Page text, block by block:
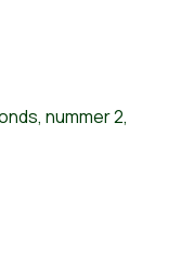
nummer 2,